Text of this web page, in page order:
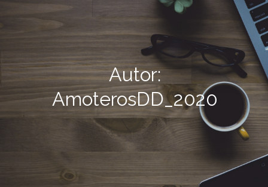
Autor:
AmoterosDD_2020